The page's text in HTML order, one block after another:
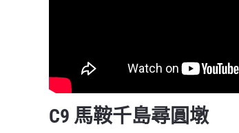
C9 馬鞍千島尋圓墩